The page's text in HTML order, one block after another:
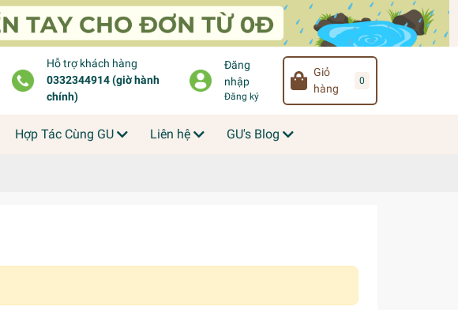
Hỗ trợ khách hàng
0332344914 (giờ hành
chính)
Đăng
nhập
Đăng ký
Giỏ
hàng
0
Hợp Tác Cùng GU Liên hệ GU's Blog